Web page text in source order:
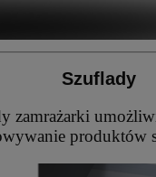
Szuflady
zamrażarki
produktów